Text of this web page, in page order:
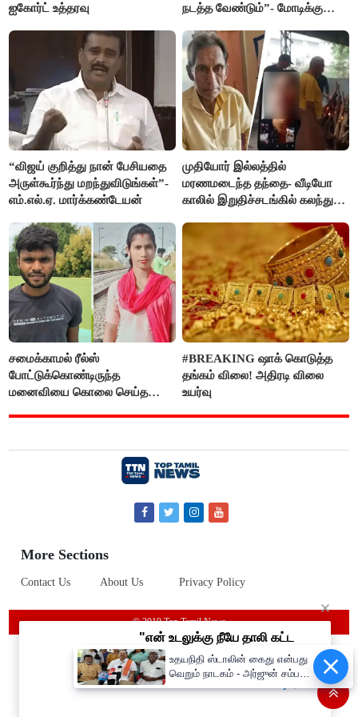
ஐகோர்ட் உத்தரவு
நடத்த வேண்டும்”- மோடிக்கு
“விஜய் குறித்து நான் பேசியதை
அருள்கூர்ந்து மறந்துவிடுங்கள்”-
எம்.எல்.ஏ. மார்க்கண்டேயன்
முதியோர் இல்லத்தில்
மரணமடைந்த தந்தை- வீடியோ
காலில் இறுதிச்சடங்கில் கலந்து
சமைக்காமல் ரீல்ஸ்
போட்டுக்கொண்டிருந்த
மனைவியை கொலை செய்த
#BREAKING ஷாக் கொடுத்த
தங்கம் விலை! அதிரடி விலை
உயர்வு
More Sections
Contact Us About Us Privacy Policy
© 2019 Top Tamil News
உதயநிதி ஸ்டாலின் கைது என்பது
வெறும் நாடகம் - அர்ஜுன் சம்பத்
பகிரங்க குற்றச்சாட்டு..!